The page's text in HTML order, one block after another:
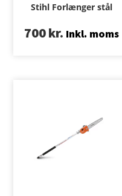
Stihl Forlænger stål
700kr. Inkl. moms